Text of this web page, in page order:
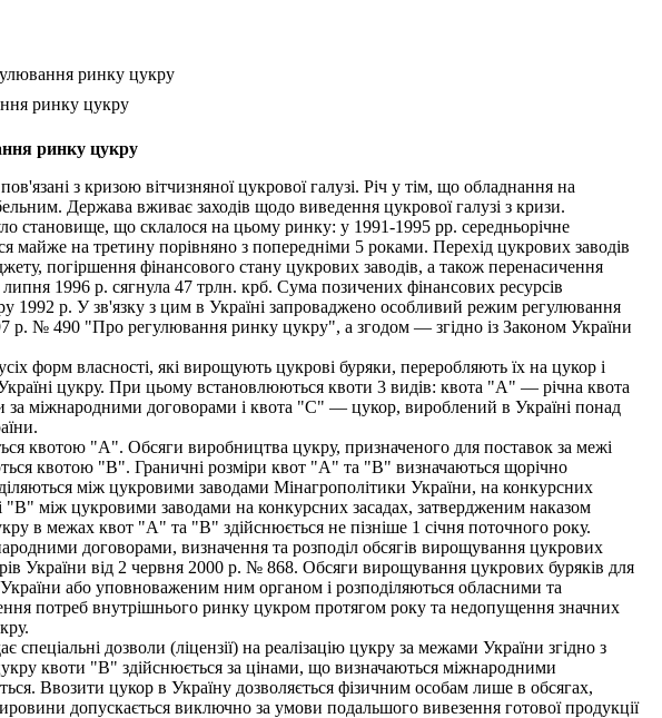
ринку цукру
ринку цукру
ринку цукру
з кризою вітчизняної цукрової галузі. Річ у тім, що обладнання на
Держава вживає заходів щодо виведення цукрової галузі з кризи.
становище, що склалося на цьому ринку: у 1991-1995 рр. середньорічне
на третину порівняно з попередніми 5 роками. Перехід цукрових заводів
погіршення фінансового стану цукрових заводів, а також перенасичення
1996 р. сягнула 47 трлн. крб. Сума позичених фінансових ресурсів
1992 р. У зв'язку з цим в Україні запроваджено особливий режим регулювання
р. № 490 "Про регулювання ринку цукру", а згодом — згідно із Законом України
форм власності, які вирощують цукрові буряки, переробляють їх на цукор і
цукру. При цьому встановлюються квоти 3 видів: квота "А" — річна квота
міжнародними договорами і квота "С" — цукор, вироблений в Україні понад
квотою "А". Обсяги виробництва цукру, призначеного для поставок за межі
квотою "В". Граничні розміри квот "А" та "В" визначаються щорічно
між цукровими заводами Мінагрополітики України, на конкурсних
між цукровими заводами на конкурсних засадах, затвердженим наказом
в межах квот "А" та "В" здійснюється не пізніше 1 січня поточного року.
договорами, визначення та розподіл обсягів вирощування цукрових
України від 2 червня 2000 р. № 868. Обсяги вирощування цукрових буряків для
або уповноваженим ним органом і розподіляються обласними та
потреб внутрішнього ринку цукром протягом року та недопущення значних
дозволи (ліцензії) на реалізацію цукру за межами України згідно з
квоти "В" здійснюється за цінами, що визначаються міжнародними
Ввозити цукор в Україну дозволяється фізичним особам лише в обсягах,
допускається виключно за умови подальшого вивезення готової продукції